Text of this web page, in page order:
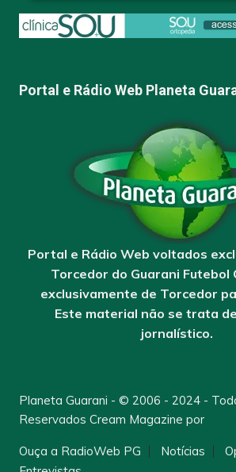
Portal e Rádio Web Planeta
Portal e Rádio Web voltados
Torcedor do Guarani Futebol
exclusivamente de Torcedor
Este material não se trata
jornalístico.
Planeta Guarani - © 2006 - 2024 -
Reservados Cream Magazine por
Ouça a RadioWeb PG Notícias